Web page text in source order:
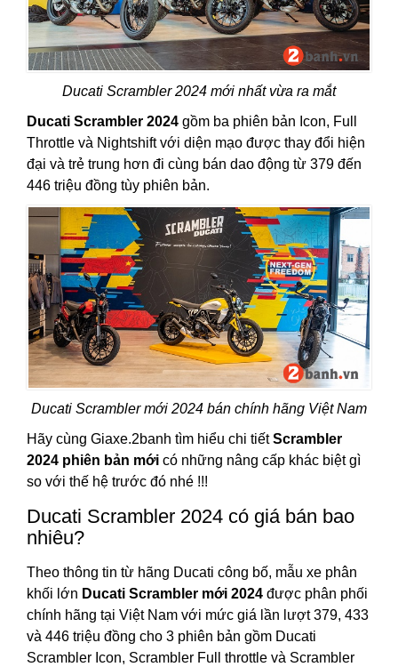
Ducati Scrambler 2024 mới nhất vừa ra mắt
Ducati Scrambler 2024 gồm ba phiên bản Icon, Full
Throttle và Nightshift với diện mạo được thay đổi hiện
đại và trẻ trung hơn đi cùng bán dao động từ 379 đến
446 triệu đồng tùy phiên bản.
Ducati Scrambler mới 2024 bán chính hãng Việt Nam
Hãy cùng Giaxe.2banh tìm hiểu chi tiếtScrambler
2024 phiên bản mới có những nâng cấp khác biệt gì
so với thế hệ trước đó nhé !!!
Ducati Scrambler 2024 có giá bán bao
nhiêu?
Theo thông tin từ hãng Ducati công bố, mẫu xe phân
khối lớn Ducati Scrambler mới 2024 được phân phối
chính hãng tại Việt Nam với mức giá lần lượt 379, 433
và 446 triệu đồng cho 3 phiên bản gồm Ducati
Scrambler Icon, Scrambler Full throttle và Scrambler